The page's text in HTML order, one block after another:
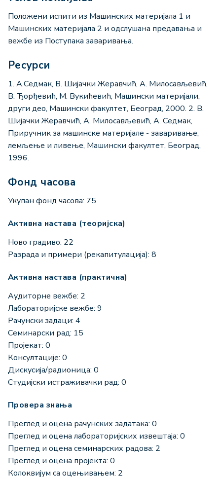
Положени испити из Машинских материјала 1 и
Машинских материјала 2 и одслушана предавања и
вежбе из Поступака заваривања.
Ресурси
1. А.Седмак, В. Шијачки Жеравчић, А. Милосављевић,
В. Ђорђевић, М. Вукићевић, Машински материјали,
други део, Машински факултет, Београд, 2000. 2. В.
Шијачки Жеравчић, А. Милосављевић, А. Седмак,
Приручник за машинске материјале - заваривање,
лемљење и ливење, Машински факултет, Београд,
1996.
Фонд часова
Укупан фонд часова: 75
Активна настава (теоријска)
Ново градиво: 22
Разрада и примери (рекапитулација): 8
Активна настава (практична)
Аудиторне вежбе: 2
Лабораторијске вежбе: 9
Рачунски задаци: 4
Семинарски рад: 15
Пројекат: 0
Консултације: 0
Дискусија/радионица: 0
Студијски истраживачки рад: 0
Провера знања
Преглед и оцена рачунских задатака: 0
Преглед и оцена лабораторијских извештаја: 0
Преглед и оцена семинарских радова: 2
Преглед и оцена пројекта: 0
Колоквијум са оцењивањем: 2